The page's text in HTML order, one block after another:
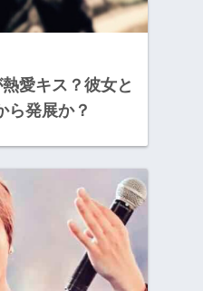
愛キス？彼女と
ら発展か？